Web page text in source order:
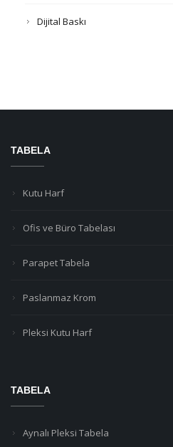
Dijital Baskı
TABELA
Kutu Harf
Ofis ve Büro Tabelası
Parapet Tabela
Paslanmaz Krom
Pleksi Kutu Harf
TABELA
Aynalı Pleksi Tabela